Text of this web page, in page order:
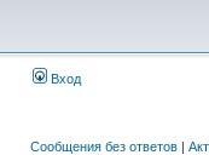
Вход
Сообщения без ответов |